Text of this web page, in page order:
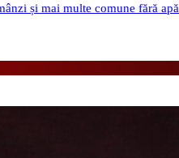
și mai multe comune fără apă